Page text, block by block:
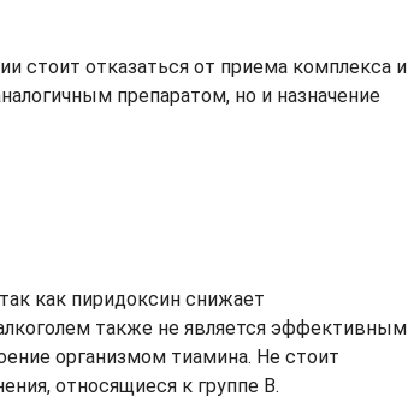
стоит отказаться от приема комплекса и
препаратом, но и назначение
как пиридоксин снижает
также не является эффективным
организмом тиамина. Не стоит
относящиеся к группе В.